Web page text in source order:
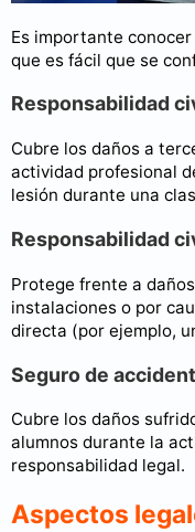
Es importante
que es fácil que se
Responsabilidad
Cubre los daños a
actividad profesional
lesión durante una
Responsabilidad
Protege frente a
instalaciones o por
directa (por ejemplo,
Seguro de
Cubre los daños
alumnos durante la
responsabilidad legal.
Aspectos